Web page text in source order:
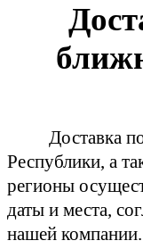
Доставка
Республики, а
регионы
даты и места,
нашей компании.